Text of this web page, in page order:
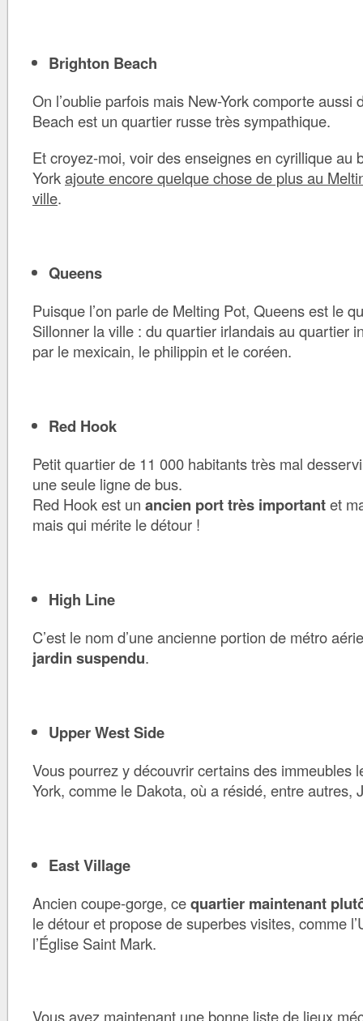
Brighton Beach
On l’oublie parfois mais New-York comporte aussi
Beach est un quartier russe très sympathique.
Et croyez-moi, voir des enseignes en cyrillique au
Yorkajoute encore quelque chose de plus au
ville.
Queens
Puisque l’on parle de Melting Pot, Queens est le
Sillonner la ville : du quartier irlandais au quartier
par le mexicain, le philippin et le coréen.
Red Hook
Petit quartier de 11 000 habitants très mal
une seule ligne de bus.
Red Hook est un ancien port très importantet
mais qui mérite le détour !
High Line
C’est le nom d’une ancienne portion de métro
jardin suspendu.
Upper West Side
Vous pourrez y découvrir certains des immeubles
York, comme le Dakota, où a résidé, entre autres,
East Village
Ancien coupe-gorge, cequartier maintenant
le détour et propose de superbes visites, comme
l’Église Saint Mark.
Vous avez maintenant une bonne liste de lieux